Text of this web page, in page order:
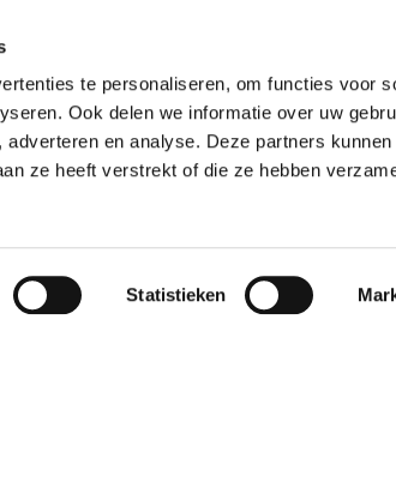
te personaliseren, om functies voor
Ook delen we informatie over uw
en analyse. Deze partners kunnen
ze heeft verstrekt of die ze hebben
Statistieken
Veiligheidshesjes